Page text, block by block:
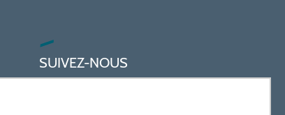
SUIVEZ-NOUS